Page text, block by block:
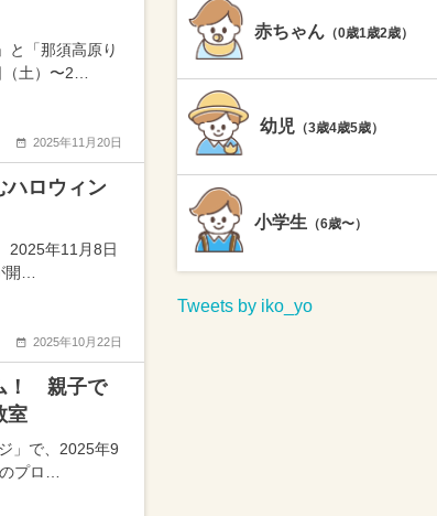
と「那須高原り
土）〜2…
2025年11月20日
ハロウィン
2025年11月8日
開…
2025年10月22日
！ 親子で
室
」で、2025年9
プロ…
赤ちゃん （0歳1歳2歳）
幼児 （3歳4歳5歳）
小学生 （6歳〜）
Tweets by iko_yo